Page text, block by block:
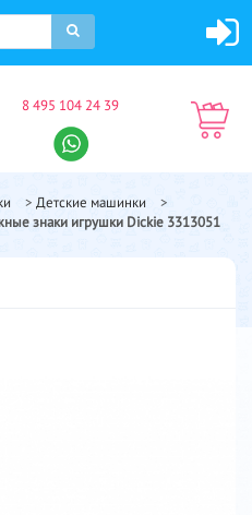
8 495 104 24 39
> Детские машинки
>
знаки игрушки Dickie 3313051